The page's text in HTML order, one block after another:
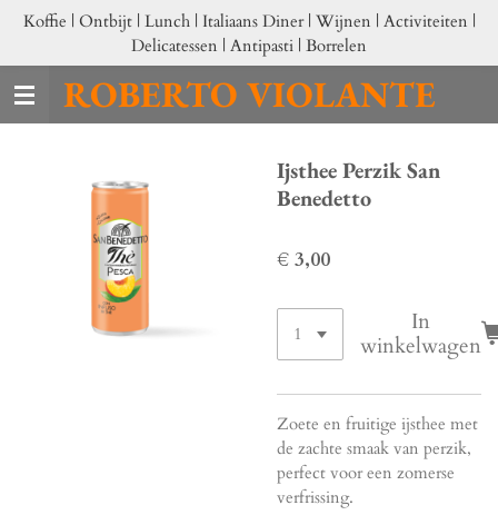
Ga
naar
de
hoofdinhoud
ROBERTO VIOLANTE
Koffie | Ontbijt | Lunch | Italiaans Diner | Wijnen | Activiteiten |
Delicatessen | Antipasti | Borrelen
Ijsthee Perzik San
Benedetto
€ 3,00
In
winkelwagen
Zoete en fruitige ijsthee met
de zachte smaak van perzik,
perfect voor een zomerse
verfrissing.